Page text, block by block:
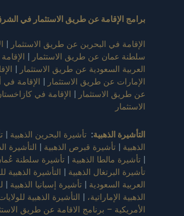
برامج الإقامة عن طريق الاستثمار في
الإقامة في البحرين عن طريق الاستثمار |
سلطنة عمان عن طريق الاستثمار |
العربية السعودية عن طريق الاستثمار |
الإمارات عن طريق الاستثمار | الإقامة في
عن طريق الاستثمار | الإقامة في
الاستثمار
التأشيرة الذهبية: تأشيرة البحرين الذهبية |
الذهبية | تأشيرة قبرص الذهبية | التأشيرة
| تأشيرة مالطا الذهبية | تأشيرة سلطنة
تأشيرة البرتغال الذهبية | التأشيرة الذهبية
العربية السعودية | تأشيرة إسبانيا الذهبية |
الذهبية الإماراتية، | التأشيرة الذهبية
الأمريكية – برنامج الاقامة عن طريق